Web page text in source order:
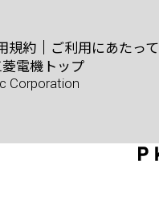
規約
ご利用にあたって
電機トップ
Corporation